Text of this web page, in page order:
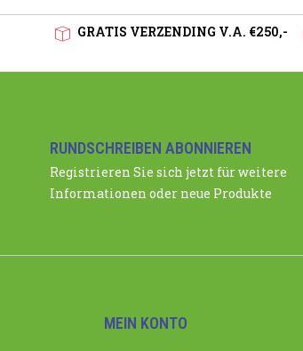
GRATIS VERZENDING V.A. €250,-
RUNDSCHREIBEN ABONNIEREN
Registrieren Sie sich jetzt für weitere
Informationen oder neue Produkte
MEIN KONTO